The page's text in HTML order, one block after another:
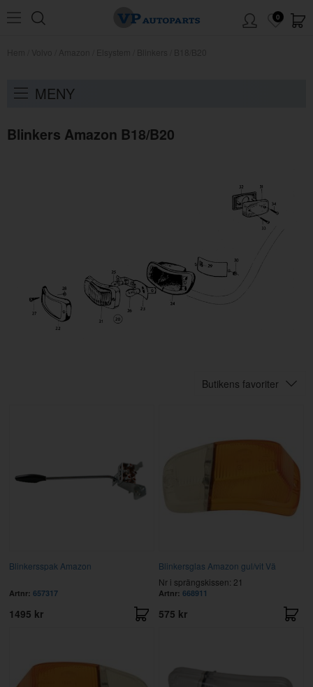
0
MENY
Blinkers Amazon B18/B20
Butikens favoriter
Blinkersspak Amazon
Artnr: 657317
1495 kr
Blinkersglas Amazon gul/vit Vä
Nr i sprängskissen: 21
Artnr: 668911
575 kr